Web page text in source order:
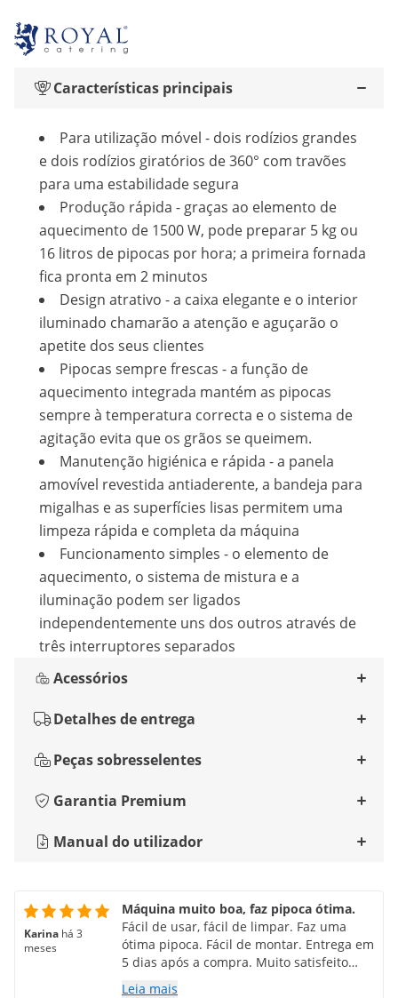
Características principais
Para utilização móvel - dois rodízios grandes
e dois rodízios giratórios de 360° com travões
para uma estabilidade segura
Produção rápida - graças ao elemento de
aquecimento de 1500 W, pode preparar 5 kg ou
16 litros de pipocas por hora; a primeira fornada
fica pronta em 2 minutos
Design atrativo - a caixa elegante e o interior
iluminado chamarão a atenção e aguçarão o
apetite dos seus clientes
Pipocas sempre frescas - a função de
aquecimento integrada mantém as pipocas
sempre à temperatura correcta e o sistema de
agitação evita que os grãos se queimem.
Manutenção higiénica e rápida - a panela
amovível revestida antiaderente, a bandeja para
migalhas e as superfícies lisas permitem uma
limpeza rápida e completa da máquina
Funcionamento simples - o elemento de
aquecimento, o sistema de mistura e a
iluminação podem ser ligados
independentemente uns dos outros através de
três interruptores separados
Acessórios
Detalhes de entrega
Peças sobresselentes
Garantia Premium
Manual do utilizador
Karina há 3
meses
Máquina muito boa, faz pipoca ótima.
Fácil de usar, fácil de limpar. Faz uma
ótima pipoca. Fácil de montar. Entrega em
5 dias após a compra. Muito satisfeito
com a compra.
Leia mais